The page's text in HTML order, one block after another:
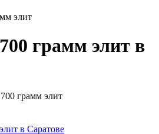
элит
грамм элит в
грамм элит